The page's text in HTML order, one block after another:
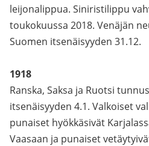
leijonalippua. Siniristilippu
toukokuussa 2018. Venäjän
Suomen itsenäisyyden 31.12.
1918
Ranska, Saksa ja Ruotsi
itsenäisyyden 4.1. Valkoiset
punaiset hyökkäsivät
Vaasaan ja punaiset